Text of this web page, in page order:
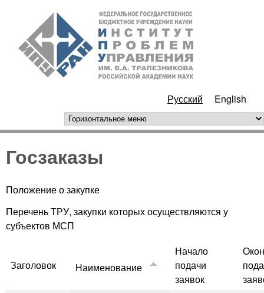
Перейти к основному
содержанию
РАН
Русский English
горизонтальное меню
Госзаказы
Положение о закупке
Перечень ТРУ, закупки которых осуществляются у
субъектов МСП
Заголовок Наименование
Начало
подачи
заявок